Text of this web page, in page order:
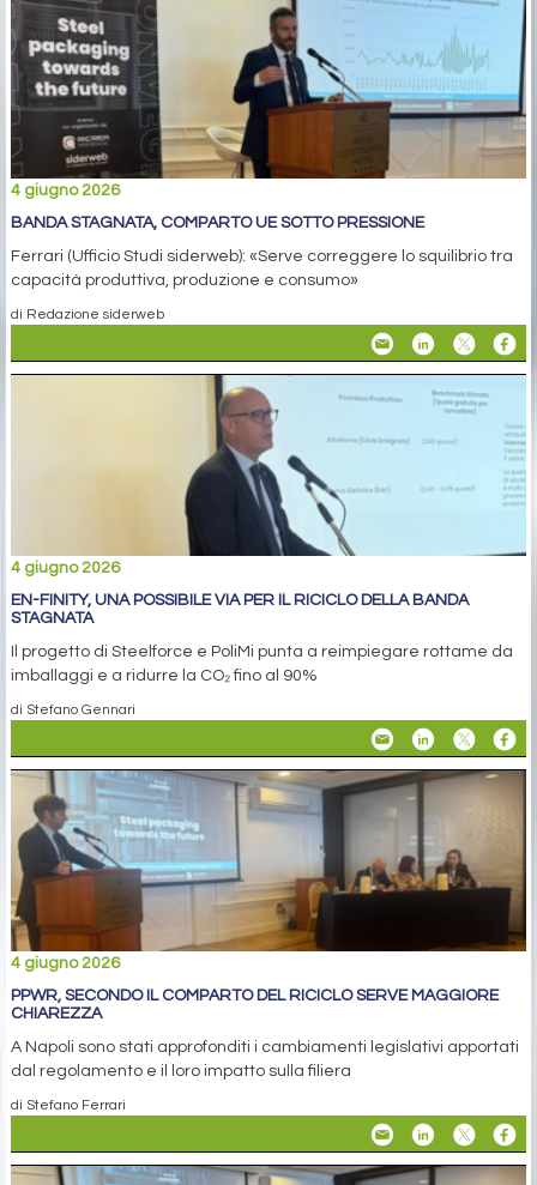
4 giugno 2026
BANDA STAGNATA, COMPARTO UE SOTTO PRESSIONE
Ferrari (Ufficio Studi siderweb): «Serve correggere lo squilibrio tra
capacità produttiva, produzione e consumo»
di Redazione siderweb
4 giugno 2026
EN-FINITY, UNA POSSIBILE VIA PER IL RICICLO DELLA BANDA
STAGNATA
Il progetto di Steelforce e PoliMi punta a reimpiegare rottame da
imballaggi e a ridurre la CO₂ fino al 90%
di Stefano Gennari
4 giugno 2026
PPWR, SECONDO IL COMPARTO DEL RICICLO SERVE MAGGIORE
CHIAREZZA
A Napoli sono stati approfonditi i cambiamenti legislativi apportati
dal regolamento e il loro impatto sulla filiera
di Stefano Ferrari